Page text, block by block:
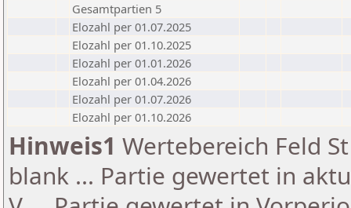
Gesamtpartien 5
Elozahl per 01.07.2025
Elozahl per 01.10.2025
Elozahl per 01.01.2026
Elozahl per 01.04.2026
Elozahl per 01.07.2026
Elozahl per 01.10.2026
Hinweis1 Wertebereich Feld
blank ... Partie gewertet in